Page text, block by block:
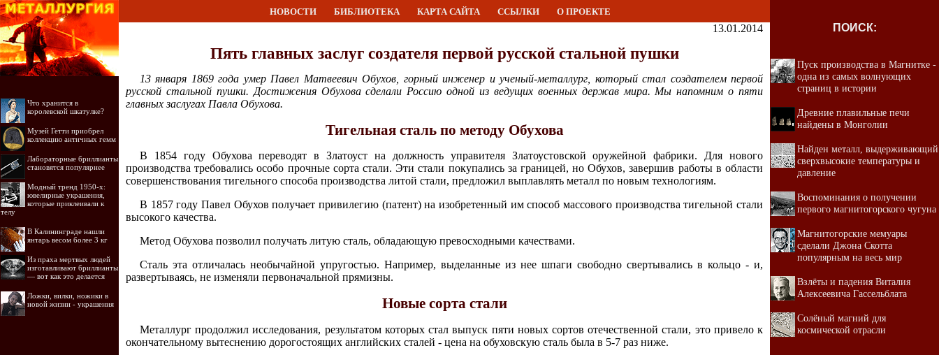
НОВОСТИ БИБЛИОТЕКА КАРТА САЙТА ССЫЛКИ О ПРОЕКТЕ
Что хранится в
королевской шкатулке?
Музей Гетти приобрел
коллекцию античных гемм
Лабораторные бриллианты
становятся популярнее
Модный тренд 1950-х:
ювелирные украшения,
которые приклеивали к
телу
В Калининграде нашли
янтарь весом более 3 кг
Из праха мертвых людей
изготавливают бриллианты
— вот как это делается
Ложки, вилки, ножики в
новой жизни - украшения
13.01.2014
Пять главных заслуг создателя первой русской стальной пушки
13 января 1869 года умер Павел Матвеевич Обухов, горный инженер и ученый-металлург, который стал создателем первой
русской стальной пушки. Достижения Обухова сделали Россию одной из ведущих военных держав мира. Мы напомним о пяти
главных заслугах Павла Обухова.
Тигельная сталь по методу Обухова
В 1854 году Обухова переводят в Златоуст на должность управителя Златоустовской оружейной фабрики. Для нового
производства требовались особо прочные сорта стали. Эти стали покупались за границей, но Обухов, завершив работы в области
совершенствования тигельного способа производства литой стали, предложил выплавлять металл по новым технологиям.
В 1857 году Павел Обухов получает привилегию (патент) на изобретенный им способ массового производства тигельной стали
высокого качества.
Метод Обухова позволил получать литую сталь, обладающую превосходными качествами.
Сталь эта отличалась необычайной упругостью. Например, выделанные из нее шпаги свободно свертывались в кольцо - и,
развертываясь, не изменяли первоначальной прямизны.
Новые сорта стали
Металлург продолжил исследования, результатом которых стал выпуск пяти новых сортов отечественной стали, это привело к
окончательному вытеснению дорогостоящих английских сталей - цена на обуховскую сталь была в 5-7 раз ниже.
ПОИСК:
Пуск производства в Магнитке -
одна из самых волнующих
страниц в истории
Древние плавильные печи
найдены в Монголии
Найден металл, выдерживающий
сверхвысокие температуры и
давление
Воспоминания о получении
первого магнитогорского чугуна
Магнитогорские мемуары
сделали Джона Скотта
популярным на весь мир
Взлёты и падения Виталия
Алексеевича Гассельблата
Солёный магний для
космической отрасли